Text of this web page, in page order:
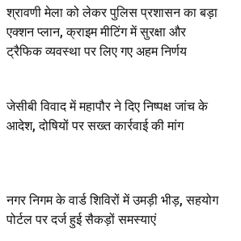
श्रावणी मेला को लेकर पुलिस प्रशासन का बड़ा
एक्शन प्लान, क्राइम मीटिंग में सुरक्षा और
ट्रैफिक व्यवस्था पर लिए गए अहम निर्णय
जेसीबी विवाद में महापौर ने दिए निष्पक्ष जांच के
आदेश, दोषियों पर सख्त कार्रवाई की मांग
नगर निगम के वार्ड शिविरों में उमड़ी भीड़, सहयोग
पोर्टल पर दर्ज हुई सैकड़ों समस्याएं